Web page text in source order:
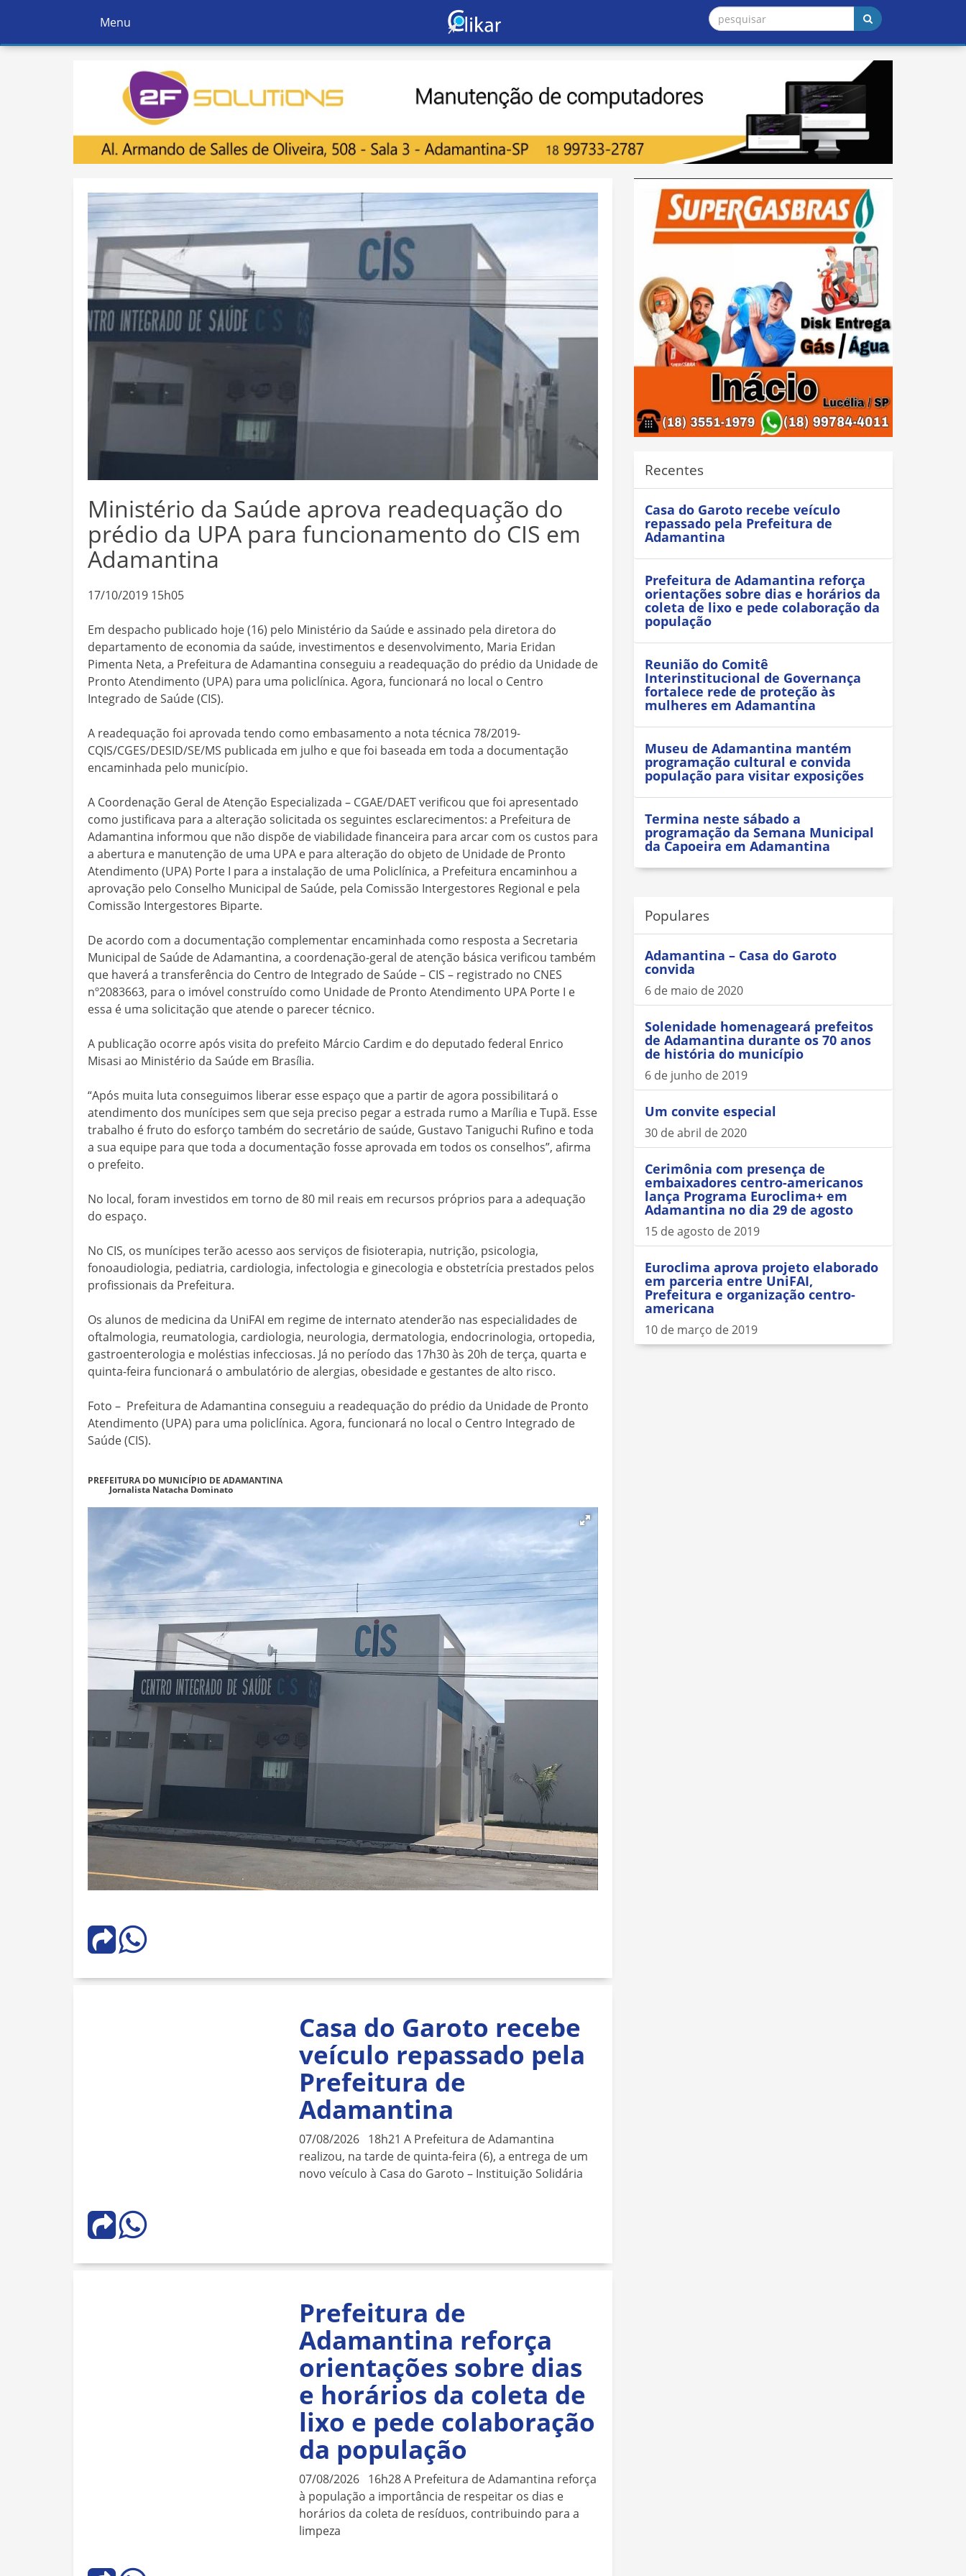
Ativar
Navegação
Menu
Ministério da Saúde aprova readequação do
prédio da UPA para funcionamento do CIS em
Adamantina
17/10/2019 15h05
Em despacho publicado hoje (16) pelo Ministério da Saúde e assinado pela diretora do
departamento de economia da saúde, investimentos e desenvolvimento, Maria Eridan
Pimenta Neta, a Prefeitura de Adamantina conseguiu a readequação do prédio da Unidade de
Pronto Atendimento (UPA) para uma policlínica. Agora, funcionará no local o Centro
Integrado de Saúde (CIS).
A readequação foi aprovada tendo como embasamento a nota técnica 78/2019-
CQIS/CGES/DESID/SE/MS publicada em julho e que foi baseada em toda a documentação
encaminhada pelo município.
A Coordenação Geral de Atenção Especializada – CGAE/DAET verificou que foi apresentado
como justificava para a alteração solicitada os seguintes esclarecimentos: a Prefeitura de
Adamantina informou que não dispõe de viabilidade financeira para arcar com os custos para
a abertura e manutenção de uma UPA e para alteração do objeto de Unidade de Pronto
Atendimento (UPA) Porte I para a instalação de uma Policlínica, a Prefeitura encaminhou a
aprovação pelo Conselho Municipal de Saúde, pela Comissão Intergestores Regional e pela
Comissão Intergestores Biparte.
De acordo com a documentação complementar encaminhada como resposta a Secretaria
Municipal de Saúde de Adamantina, a coordenação-geral de atenção básica verificou também
que haverá a transferência do Centro de Integrado de Saúde – CIS – registrado no CNES
nº2083663, para o imóvel construído como Unidade de Pronto Atendimento UPA Porte I e
essa é uma solicitação que atende o parecer técnico.
A publicação ocorre após visita do prefeito Márcio Cardim e do deputado federal Enrico
Misasi ao Ministério da Saúde em Brasília.
“Após muita luta conseguimos liberar esse espaço que a partir de agora possibilitará o
atendimento dos munícipes sem que seja preciso pegar a estrada rumo a Marília e Tupã. Esse
trabalho é fruto do esforço também do secretário de saúde, Gustavo Taniguchi Rufino e toda
a sua equipe para que toda a documentação fosse aprovada em todos os conselhos”, afirma
o prefeito.
No local, foram investidos em torno de 80 mil reais em recursos próprios para a adequação
do espaço.
No CIS, os munícipes terão acesso aos serviços de fisioterapia, nutrição, psicologia,
fonoaudiologia, pediatria, cardiologia, infectologia e ginecologia e obstetrícia prestados pelos
profissionais da Prefeitura.
Os alunos de medicina da UniFAI em regime de internato atenderão nas especialidades de
oftalmologia, reumatologia, cardiologia, neurologia, dermatologia, endocrinologia, ortopedia,
gastroenterologia e moléstias infecciosas. Já no período das 17h30 às 20h de terça, quarta e
quinta-feira funcionará o ambulatório de alergias, obesidade e gestantes de alto risco.
Foto – Prefeitura de Adamantina conseguiu a readequação do prédio da Unidade de Pronto
Atendimento (UPA) para uma policlínica. Agora, funcionará no local o Centro Integrado de
Saúde (CIS).
PREFEITURA DO MUNICÍPIO DE ADAMANTINA
Jornalista Natacha Dominato
Casa do Garoto recebe
veículo repassado pela
Prefeitura de
Adamantina
07/08/2026 18h21 A Prefeitura de Adamantina
realizou, na tarde de quinta-feira (6), a entrega de um
novo veículo à Casa do Garoto – Instituição Solidária
Prefeitura de
Adamantina reforça
orientações sobre dias
e horários da coleta de
lixo e pede colaboração
da população
07/08/2026 16h28 A Prefeitura de Adamantina reforça
à população a importância de respeitar os dias e
horários da coleta de resíduos, contribuindo para a
limpeza
Recentes
Casa do Garoto recebe veículo
repassado pela Prefeitura de
Adamantina
Prefeitura de Adamantina reforça
orientações sobre dias e horários da
coleta de lixo e pede colaboração da
população
Reunião do Comitê
Interinstitucional de Governança
fortalece rede de proteção às
mulheres em Adamantina
Museu de Adamantina mantém
programação cultural e convida
população para visitar exposições
Termina neste sábado a
programação da Semana Municipal
da Capoeira em Adamantina
Populares
Adamantina – Casa do Garoto
convida
6 de maio de 2020
Solenidade homenageará prefeitos
de Adamantina durante os 70 anos
de história do município
6 de junho de 2019
Um convite especial
30 de abril de 2020
Cerimônia com presença de
embaixadores centro-americanos
lança Programa Euroclima+ em
Adamantina no dia 29 de agosto
15 de agosto de 2019
Euroclima aprova projeto elaborado
em parceria entre UniFAI,
Prefeitura e organização centro-
americana
10 de março de 2019